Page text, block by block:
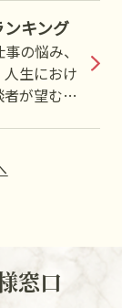
力な鑑定
紹介しま
キング
の悩み、
生におけ
が望む幸
を得てい
ランキン
窓口